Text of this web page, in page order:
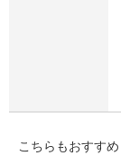
こちらもおすすめ